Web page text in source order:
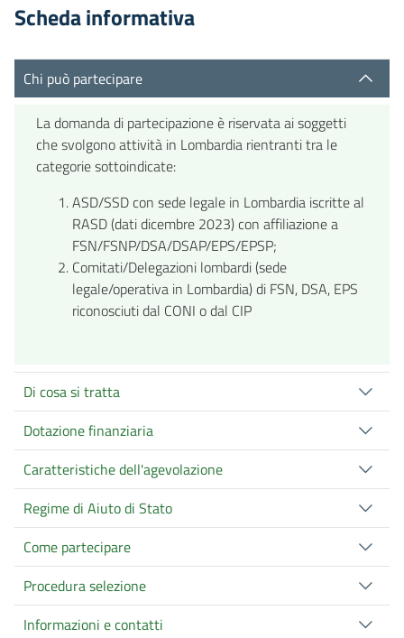
Scheda informativa
Chi può partecipare
La domanda di partecipazione è riservata ai soggetti
che svolgono attività in Lombardia rientranti tra le
categorie sottoindicate:
ASD/SSD con sede legale in Lombardia iscritte al
RASD (dati dicembre 2023) con affiliazione a
FSN/FSNP/DSA/DSAP/EPS/EPSP;
Comitati/Delegazioni lombardi (sede
legale/operativa in Lombardia) di FSN, DSA, EPS
riconosciuti dal CONI o dal CIP
Di cosa si tratta
Dotazione finanziaria
Caratteristiche dell'agevolazione
Regime di Aiuto di Stato
Come partecipare
Procedura selezione
Informazioni e contatti